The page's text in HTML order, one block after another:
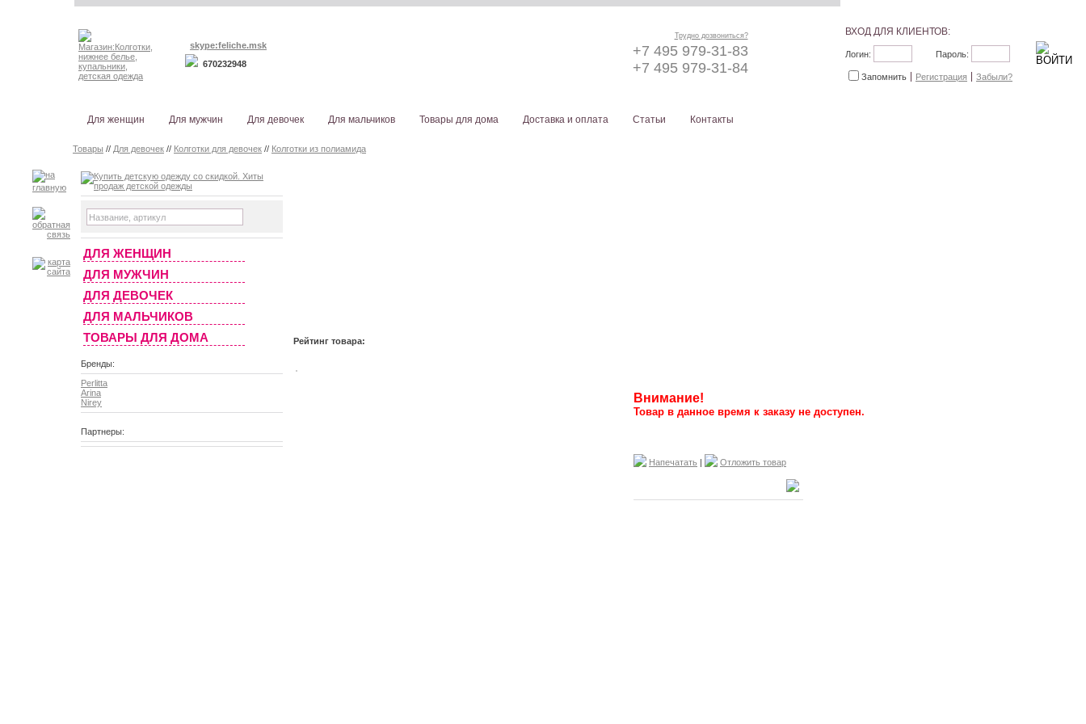
skype:feliche.msk
670232948
Трудно дозвониться?
+7 495 979-31-83
+7 495 979-31-84
ВХОД ДЛЯ КЛИЕНТОВ:
Логин: Пароль:
Запомнить Регистрация Забыли?
Для женщин Для мужчин Для девочек Для мальчиков Товары для дома Доставка и оплата Статьи Контакты
Товары // Для девочек // Колготки для девочек // Колготки из полиамида
ДЛЯ ЖЕНЩИН
ДЛЯ МУЖЧИН
ДЛЯ ДЕВОЧЕК
ДЛЯ МАЛЬЧИКОВ
ТОВАРЫ ДЛЯ ДОМА
Бренды:
Perlitta
Arina
Nirey
Партнеры:
Рейтинг товара:
Внимание!
Товар в данное время к заказу не доступен.
Напечатать | Отложить товар